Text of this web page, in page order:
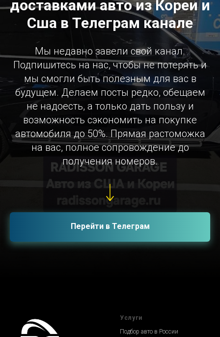
доставками авто из Кореи и
Сша в Телеграм канале
Мы недавно завели свой канал.
Подпишитесь на нас, чтобы не потерять и
мы смогли быть полезным для вас в
будущем. Делаем посты редко, обещаем
не надоесть, а только дать пользу и
возможность сэкономить на покупке
автомобиля до 50%. Прямая растоможка
на вас, полное сопровождение до
получения номеров.
Перейти в Телеграм
Услуги
Подбор авто в России